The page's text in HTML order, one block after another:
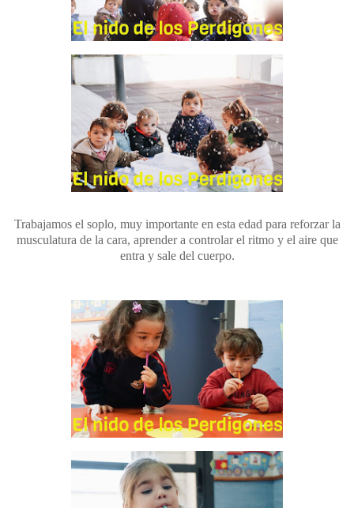
Trabajamos el soplo, muy importante en esta edad para reforzar la
musculatura de la cara, aprender a controlar el ritmo y el aire que
entra y sale del cuerpo.